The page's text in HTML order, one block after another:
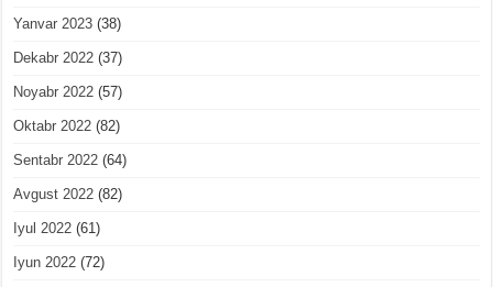
Yanvar 2023 (38)
Dekabr 2022 (37)
Noyabr 2022 (57)
Oktabr 2022 (82)
Sentabr 2022 (64)
Avgust 2022 (82)
Iyul 2022 (61)
Iyun 2022 (72)